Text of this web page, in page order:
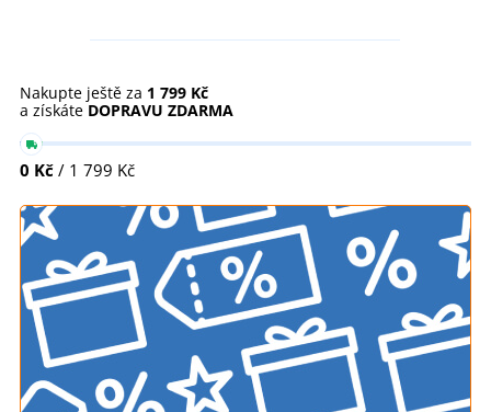
Nakupte ještě za 1 799 Kč
a získáte DOPRAVU ZDARMA
0 Kč / 1 799 Kč